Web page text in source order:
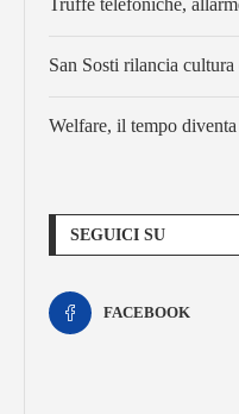
Truffe telefoniche,
San Sosti rilancia
Welfare, il tempo
SEGUICI SU
FACEBOOK